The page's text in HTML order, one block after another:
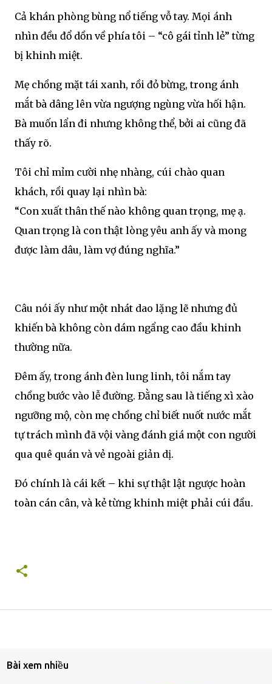
Cả khán phòng bùng nổ tiếng vỗ tay. Mọi ánh
nhìn đều đổ dồn về phía tôi – “cô gái tỉnh lẻ” từng
bị khinh miệt.
Mẹ chồng mặt tái xanh, rồi đỏ bừng, trong ánh
mắt bà dâng lên vừa ngượng ngùng vừa hối hận.
Bà muốn lẩn đi nhưng không thể, bởi ai cũng đã
thấy rõ.
Tôi chỉ mỉm cười nhẹ nhàng, cúi chào quan
khách, rồi quay lại nhìn bà:
“Con xuất thân thế nào không quan trọng, mẹ ạ.
Quan trọng là con thật lòng yêu anh ấy và mong
được làm dâu, làm vợ đúng nghĩa.”
Câu nói ấy như một nhát dao lặng lẽ nhưng đủ
khiến bà không còn dám ngẩng cao đầu khinh
thường nữa.
Đêm ấy, trong ánh đèn lung linh, tôi nắm tay
chồng bước vào lễ đường. Đằng sau là tiếng xì xào
ngưỡng mộ, còn mẹ chồng chỉ biết nuốt nước mắt
tự trách mình đã vội vàng đánh giá một con người
qua quê quán và vẻ ngoài giản dị.
Đó chính là cái kết – khi sự thật lật ngược hoàn
toàn cán cân, và kẻ từng khinh miệt phải cúi đầu.
Bài xem nhiều